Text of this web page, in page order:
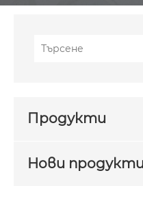
Продукти
Нови продукти